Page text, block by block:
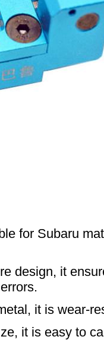
for Subaru
design, it
it is wear-
it is easy to